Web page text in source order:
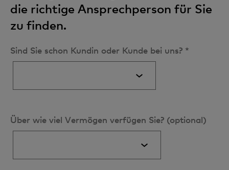
die richtige Ansprechperson für Sie
zu finden.
Sind Sie schon Kundin oder Kunde bei uns? *
Über wie viel Vermögen verfügen Sie? (optional)